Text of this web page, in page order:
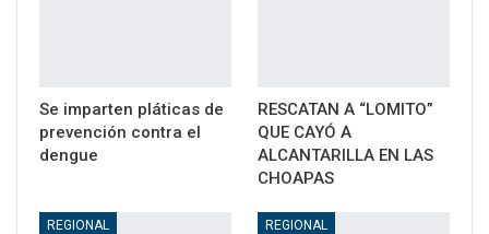
Se imparten pláticas de
prevención contra el
dengue
RESCATAN A “LOMITO”
QUE CAYÓ A
ALCANTARILLA EN LAS
CHOAPAS
REGIONAL REGIONAL